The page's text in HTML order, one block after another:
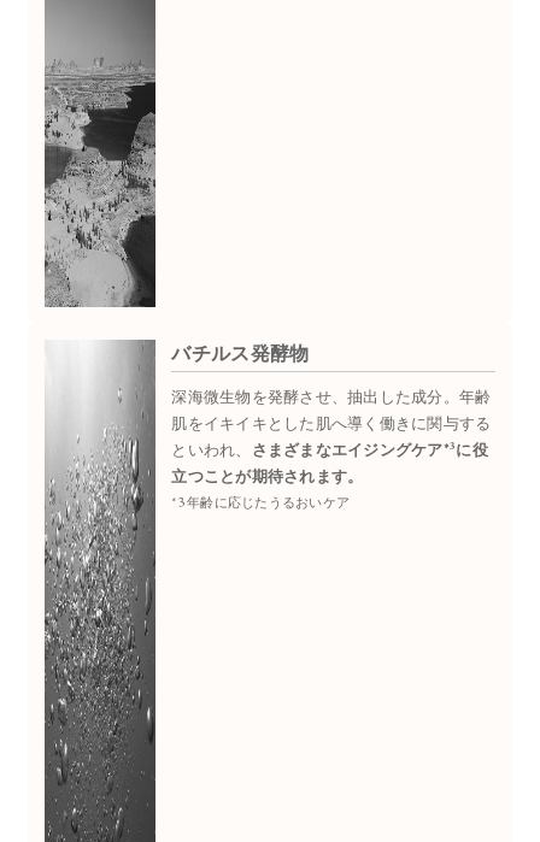
バチルス発酵物
深海微生物を発酵させ、抽出した成分。年齢
肌をイキイキとした肌へ導く働きに関与する
といわれ、 さまざまなエイジングケア*3に役
立つことが期待されます。
*3 年齢に応じたうるおいケア